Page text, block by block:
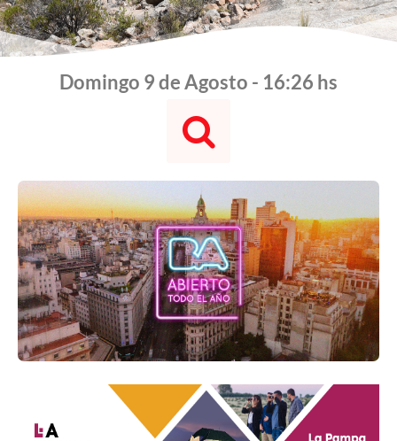
Domingo 9 de Agosto - 16:26 hs